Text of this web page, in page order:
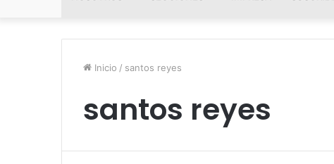
Inicio / santos reyes
santos reyes